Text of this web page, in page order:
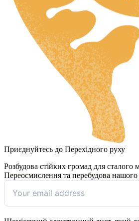
Приєднуйтесь до Перехідного руху
Розбудова стійких громад для сталого
Переосмислення та перебудова нашого